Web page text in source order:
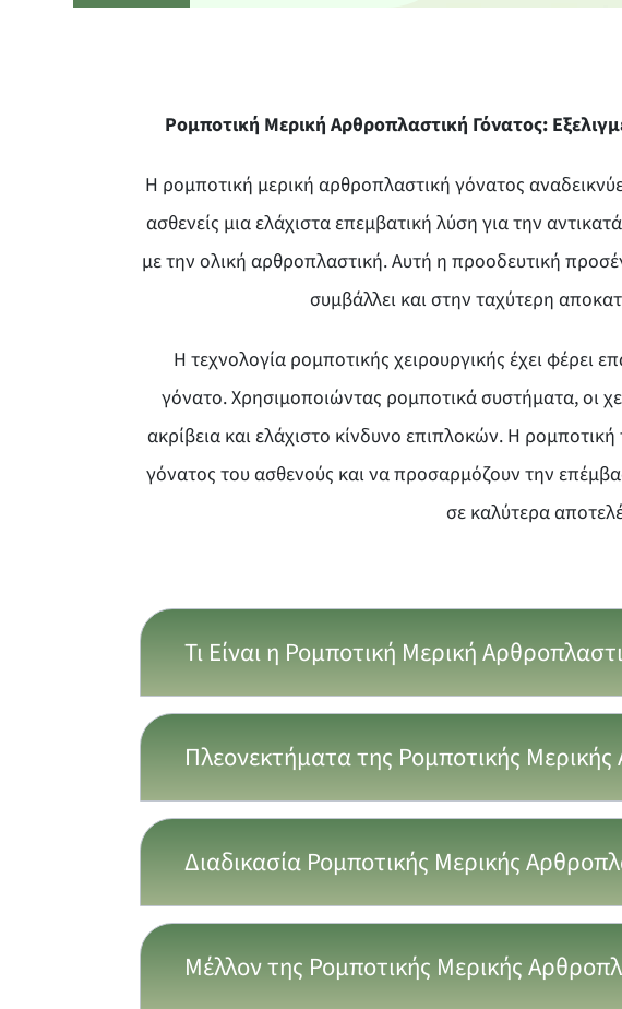
Ρομποτική Μερική Αρθροπλαστική Γόνατος:
Η ρομποτική μερική αρθροπλαστική γόνατος
ασθενείς μια ελάχιστα επεμβατική λύση για την
με την ολική αρθροπλαστική. Αυτή η προοδευτική
συμβάλλει και στην ταχύτερη
Η τεχνολογία ρομποτικής χειρουργικής έχει φέρει
γόνατο. Χρησιμοποιώντας ρομποτικά συστήματα, οι
ακρίβεια και ελάχιστο κίνδυνο επιπλοκών. Η
γόνατος του ασθενούς και να προσαρμόζουν την
σε καλύτερα
Τι Είναι η Ρομποτική Μερική
Πλεονεκτήματα της Ρομποτικής
Διαδικασία Ρομποτικής Μερικής
Μέλλον της Ρομποτικής Μερικής